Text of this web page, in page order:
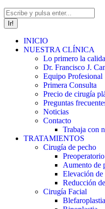
Buscar:
INICIO
NUESTRA CLÍNICA
Lo primero la
Dr. Francisco J.
Equipo Profesional
Primera Consulta
Precio de cirugía
Preguntas
Noticias
Contacto
Trabaja con
TRATAMIENTOS
Cirugía de pecho
Aumento de
Elevación de
Reducción
Cirugía Facial
Blefaroplastia